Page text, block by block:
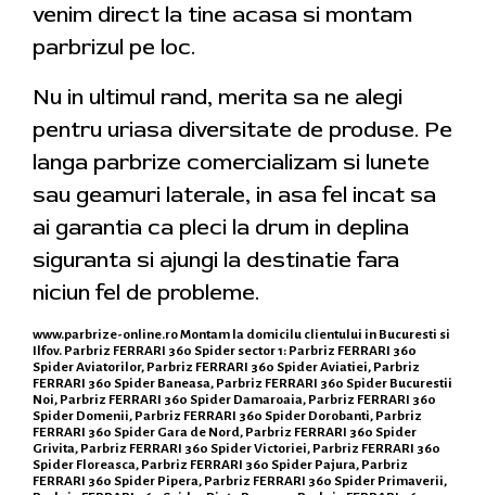
venim direct la tine acasa si montam
parbrizul pe loc.
Nu in ultimul rand, merita sa ne alegi
pentru uriasa diversitate de produse. Pe
langa parbrize comercializam si lunete
sau geamuri laterale, in asa fel incat sa
ai garantia ca pleci la drum in deplina
siguranta si ajungi la destinatie fara
niciun fel de probleme.
www.parbrize-online.roMontam la domicilu clientului in Bucuresti si
Ilfov. Parbriz FERRARI 360 Spider sector 1: Parbriz FERRARI 360
Spider Aviatorilor, Parbriz FERRARI 360 Spider Aviatiei, Parbriz
FERRARI 360 Spider Baneasa, Parbriz FERRARI 360 Spider Bucurestii
Noi, Parbriz FERRARI 360 Spider Damaroaia, Parbriz FERRARI 360
Spider Domenii, Parbriz FERRARI 360 Spider Dorobanti, Parbriz
FERRARI 360 Spider Gara de Nord, Parbriz FERRARI 360 Spider
Grivita, Parbriz FERRARI 360 Spider Victoriei, Parbriz FERRARI 360
Spider Floreasca, Parbriz FERRARI 360 Spider Pajura, Parbriz
FERRARI 360 Spider Pipera, Parbriz FERRARI 360 Spider Primaverii,